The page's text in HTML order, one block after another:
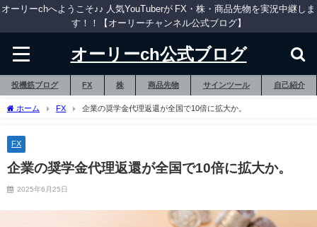
オーリーchへようこそ♪♪ 人気YouTuberが FX・株・商品先物を実況中継しま
す！！【オーリーチャンネル公式ブログ】
オーリーch公式ブログ
投機筋ブログ FX 株 商品先物 サインツール 自己紹介
ホーム FX 企業の奨学金代理返還が全国で10倍に拡大か。
FX
企業の奨学金代理返還が全国で10倍に拡大か。
2025年6月25日